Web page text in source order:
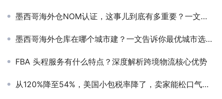
墨西哥海外仓NOM认证，这事儿到底有多重要？一文说透！
墨西哥海外仓库在哪个城市建？一文告诉你最优城市选择，快速布局海外仓，省时省力提升销量！
FBA 头程服务有什么特点？深度解析跨境物流核心优势
从120%降至54%，美国小包税率降了，卖家能松口气了吗？